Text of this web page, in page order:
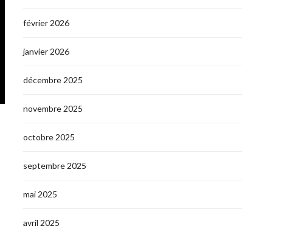
février 2026
janvier 2026
décembre 2025
novembre 2025
octobre 2025
septembre 2025
mai 2025
avril 2025